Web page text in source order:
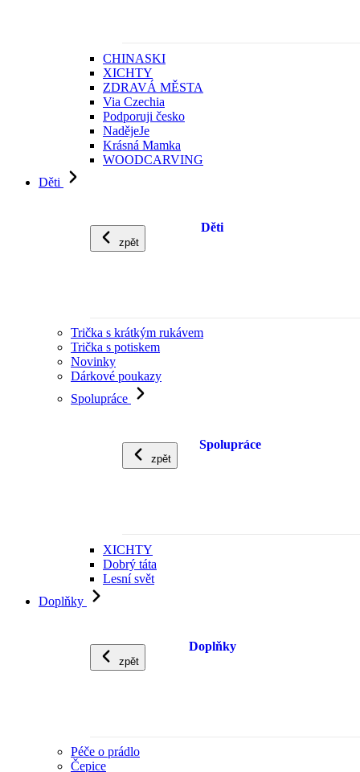
CHINASKI
XICHTY
ZDRAVÁ MĚSTA
Via Czechia
Podporuji česko
NadějeJe
Krásná Mamka
WOODCARVING
Děti
zpět
Děti
Trička s krátkým rukávem
Trička s potiskem
Novinky
Dárkové poukazy
Spolupráce
zpět
Spolupráce
XICHTY
Dobrý táta
Lesní svět
Doplňky
zpět
Doplňky
Péče o prádlo
Čepice